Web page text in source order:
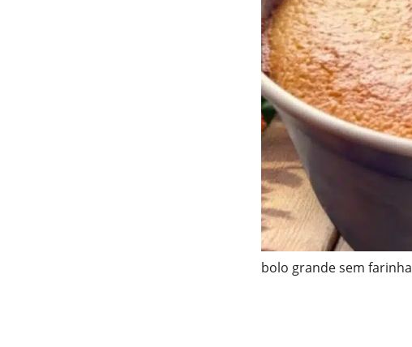
bolo grande sem farinha